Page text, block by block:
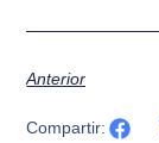
Anterior
Compartir: